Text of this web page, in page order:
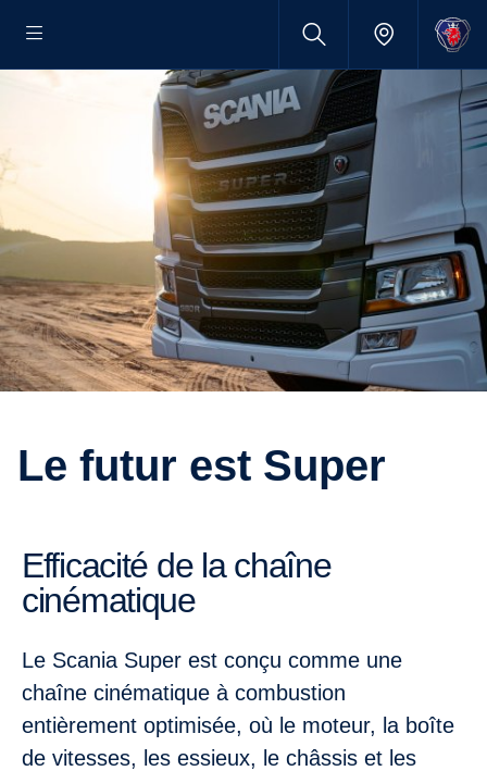
Le futur est Super
Efficacité de la chaîne
cinématique
Le Scania Super est conçu comme une
chaîne cinématique à combustion
entièrement optimisée, où le moteur, la boîte
de vitesses, les essieux, le châssis et les